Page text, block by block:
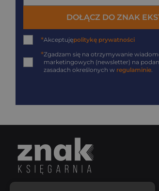
DOŁĄCZ DO ZNAK
*Akceptujępolitykę prywatności
*Zgadzam się na otrzymywanie
marketingowych (newsletter) na
zasadach określonych w regulaminie.